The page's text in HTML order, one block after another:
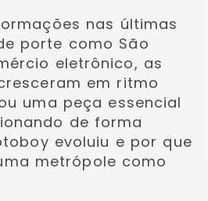
nas últimas
porte como São
eletrônico, as
em ritmo
uma peça essencial
de forma
evoluiu e por que
metrópole como